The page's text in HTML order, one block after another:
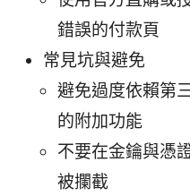
錯誤的付款頁
常見坑與避免
避免過度依賴第
的附加功能
不要在金鑰與憑
被攔截